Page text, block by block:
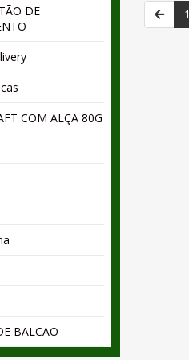
DE
COM ALÇA 80G
BALCAO